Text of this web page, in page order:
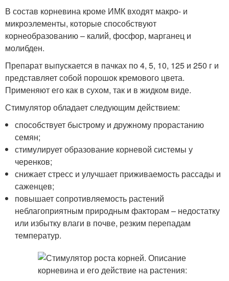
В состав корневина кроме ИМК входят макро- и
микроэлементы, которые способствуют
корнеобразованию – калий, фосфор, марганец и
молибден.
Препарат выпускается в пачках по 4, 5, 10, 125 и 250 г и
представляет собой порошок кремового цвета.
Применяют его как в сухом, так и в жидком виде.
Стимулятор обладает следующим действием:
способствует быстрому и дружному прорастанию
семян;
стимулирует образование корневой системы у
черенков;
снижает стресс и улучшает приживаемость рассады и
саженцев;
повышает сопротивляемость растений
неблагоприятным природным факторам – недостатку
или избытку влаги в почве, резким перепадам
температур.